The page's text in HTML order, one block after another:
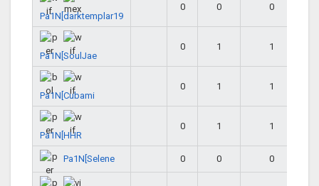
Pa1N[darktemplar19
0 0 0
Pa1N[SoulJae
0 1 1
Pa1N[Cubami
0 1 1
Pa1N[HHR
0 1 1
Pa1N[Selene 0 0 0